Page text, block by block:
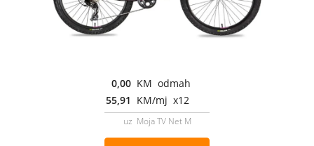
0,00 KM odmah
55,91 KM/mj x12
uz Moja TV Net M